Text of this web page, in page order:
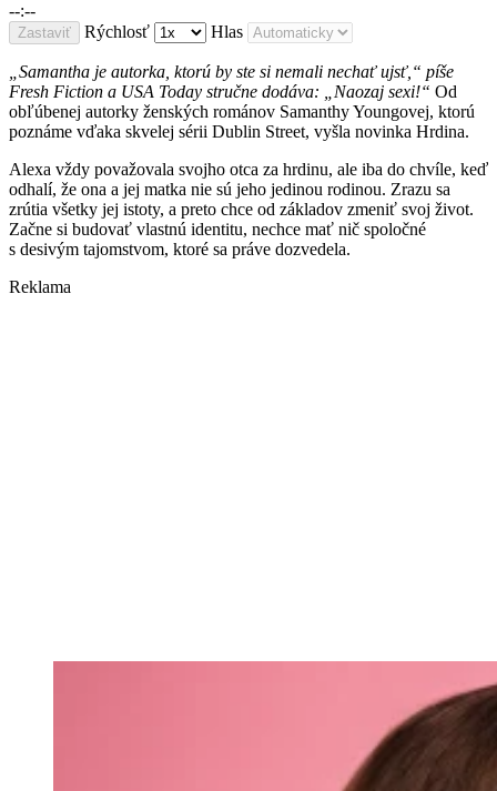
--:--
Zastaviť Rýchlosť Hlas
„Samantha je autorka, ktorú by ste si nemali nechať ujsť,“ píše
Fresh Fiction a USA Today stručne dodáva: „Naozaj sexi!“ Od
obľúbenej autorky ženských románov Samanthy Youngovej, ktorú
poznáme vďaka skvelej sérii Dublin Street, vyšla novinka Hrdina.
Alexa vždy považovala svojho otca za hrdinu, ale iba do chvíle, keď
odhalí, že ona a jej matka nie sú jeho jedinou rodinou. Zrazu sa
zrútia všetky jej istoty, a preto chce od základov zmeniť svoj život.
Začne si budovať vlastnú identitu, nechce mať nič spoločné
s desivým tajomstvom, ktoré sa práve dozvedela.
Reklama